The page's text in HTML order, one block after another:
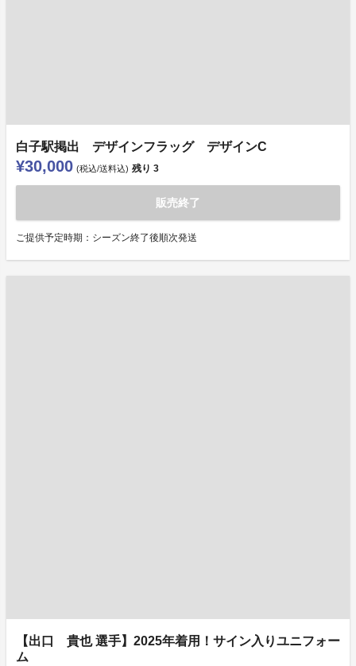
白子駅掲出 デザインフラッグ デザインC
¥30,000 (税込/送料込) 残り 3
販売終了
ご提供予定時期：シーズン終了後順次発送
【出口 貴也 選手】2025年着用！サイン入りユニフォー
ム